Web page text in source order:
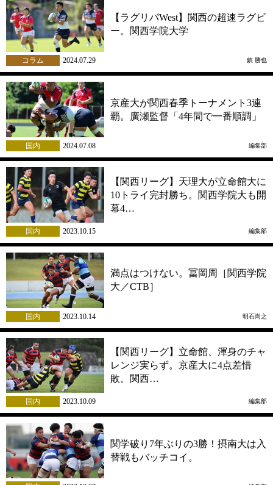
【ラグリパWest】関西の超速ラグビ
ー。関西学院大学
コラム 2024.07.29 鎮 勝也
京産大が関西春季トーナメント3連
覇。廣瀬監督「4年間で一番順調」
国内 2024.07.08 編集部
【関西リーグ】天理大が立命館大に
10トライ完封勝ち。関西学院大も開
幕4…
国内 2023.10.15 編集部
満点はつけない。冨岡周［関西学院
大／CTB］
国内 2023.10.14 明石尚之
【関西リーグ】立命館、渾身のチャ
レンジ実らず。京産大に4点差惜
敗。関西…
国内 2023.10.09 編集部
関学破り7年ぶりの3勝！摂南大は入
替戦もバッチコイ。